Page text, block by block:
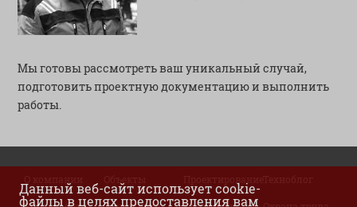
Мы готовы рассмотреть ваш уникальный случай,
подготовить проектную документацию и выполнить
работы.
Данный веб-сайт использует cookie-
файлы в целях предоставления вам